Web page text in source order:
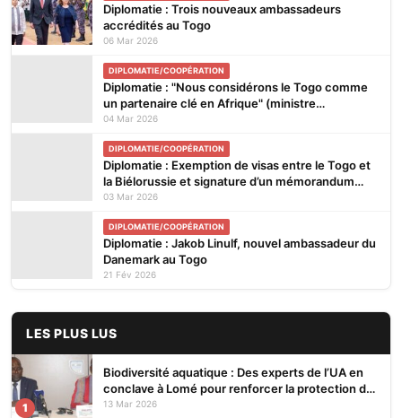
Diplomatie : Trois nouveaux ambassadeurs
accrédités au Togo
06 Mar 2026
DIPLOMATIE/COOPÉRATION
Diplomatie : "Nous considérons le Togo comme
un partenaire clé en Afrique" (ministre
biélorusse)
04 Mar 2026
DIPLOMATIE/COOPÉRATION
Diplomatie : Exemption de visas entre le Togo et
la Biélorussie et signature d’un mémorandum
d’entente
03 Mar 2026
DIPLOMATIE/COOPÉRATION
Diplomatie : Jakob Linulf, nouvel ambassadeur du
Danemark au Togo
21 Fév 2026
LES PLUS LUS
1
Biodiversité aquatique : Des experts de l’UA en
conclave à Lomé pour renforcer la protection des
écosystèmes
13 Mar 2026